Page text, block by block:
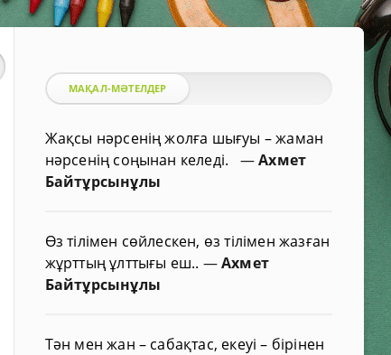
МАҚАЛ-МӘТЕЛДЕР
Жақсы нәрсенің жолға шығуы – жаман
нәрсенің соңынан келеді. —Ахмет
Байтұрсынұлы
Өз тілімен сөйлескен, өз тілімен жазған
жұрттың ұлттығы еш.. —Ахмет
Байтұрсынұлы
Тән мен жан – сабақтас, екеуі – бірінен